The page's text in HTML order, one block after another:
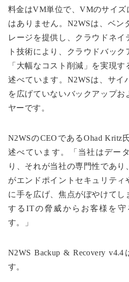
料金はVM単位で、VMのサイズ
はありません。N2WSは、ベン
レージを提供し、クラウドネイ
ト技術により、クラウドバック
「大幅なコスト削減」を実現
述べています。N2WSは、サイ
を広げていないバックアップお
ヤーです。
N2WSのCEOであるOhad Kritz
述べています。「当社はデー
り、それが当社の専門性であ
がエンドポイントセキュリティ
に手を広げ、焦点がぼやけて
するITの脅威からお客様を守
す。」
N2WS Backup & Recovery
す。